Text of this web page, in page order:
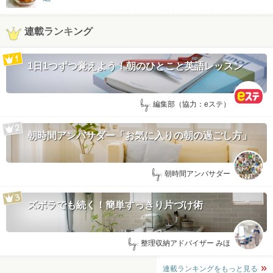
連載ランキング
1日1つずつ覚えよう！朝のひとこと英語レッスン
by: 編集部（協力：eステ）
朝時間アンバサダー「お気に入りの朝の過ごし方」
by: 朝時間アンバサダー
ズボラでも続く！簡単すっきり片づけ術
by: 整理収納アドバイザー みほ
連載ランキングをもっと見る